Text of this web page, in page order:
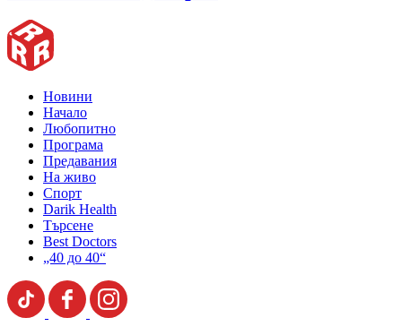
Новини
Начало
Любопитно
Програма
Предавания
На живо
Спорт
Darik Health
Търсене
Best Doctors
„40 до 40“